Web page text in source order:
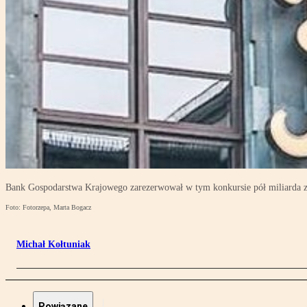
Bank Gospodarstwa Krajowego zarezerwował w tym konkursie pół miliarda
Foto: Fotorzepa, Marta Bogacz
Michał Kołtuniak